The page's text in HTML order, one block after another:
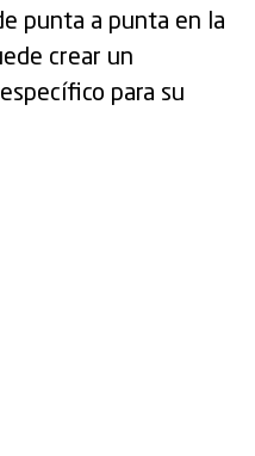
punta a punta en la
crear un
para su